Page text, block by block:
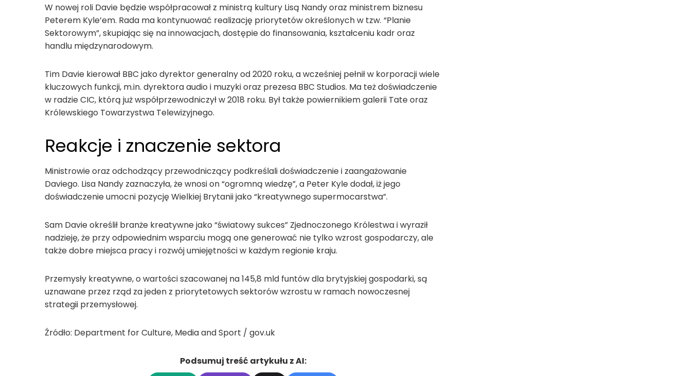
W nowej roli Davie będzie współpracował z ministrą kultury Lisą Nandy oraz ministrem biznesu
Peterem Kyle’em. Rada ma kontynuować realizację priorytetów określonych w tzw. “Planie
Sektorowym”, skupiając się na innowacjach, dostępie do finansowania, kształceniu kadr oraz
handlu międzynarodowym.
Tim Davie kierował BBC jako dyrektor generalny od 2020 roku, a wcześniej pełnił w korporacji wiele
kluczowych funkcji, m.in. dyrektora audio i muzyki oraz prezesa BBC Studios. Ma też doświadczenie
w radzie CIC, którą już współprzewodniczył w 2018 roku. Był także powiernikiem galerii Tate oraz
Królewskiego Towarzystwa Telewizyjnego.
Reakcje i znaczenie sektora
Ministrowie oraz odchodzący przewodniczący podkreślali doświadczenie i zaangażowanie
Daviego. Lisa Nandy zaznaczyła, że wnosi on “ogromną wiedzę”, a Peter Kyle dodał, iż jego
doświadczenie umocni pozycję Wielkiej Brytanii jako “kreatywnego supermocarstwa”.
Sam Davie określił branże kreatywne jako “światowy sukces” Zjednoczonego Królestwa i wyraził
nadzieję, że przy odpowiednim wsparciu mogą one generować nie tylko wzrost gospodarczy, ale
także dobre miejsca pracy i rozwój umiejętności w każdym regionie kraju.
Przemysły kreatywne, o wartości szacowanej na 145,8 mld funtów dla brytyjskiej gospodarki, są
uznawane przez rząd za jeden z priorytetowych sektorów wzrostu w ramach nowoczesnej
strategii przemysłowej.
Źródło: Department for Culture, Media and Sport / gov.uk
Podsumuj treść artykułu z AI: